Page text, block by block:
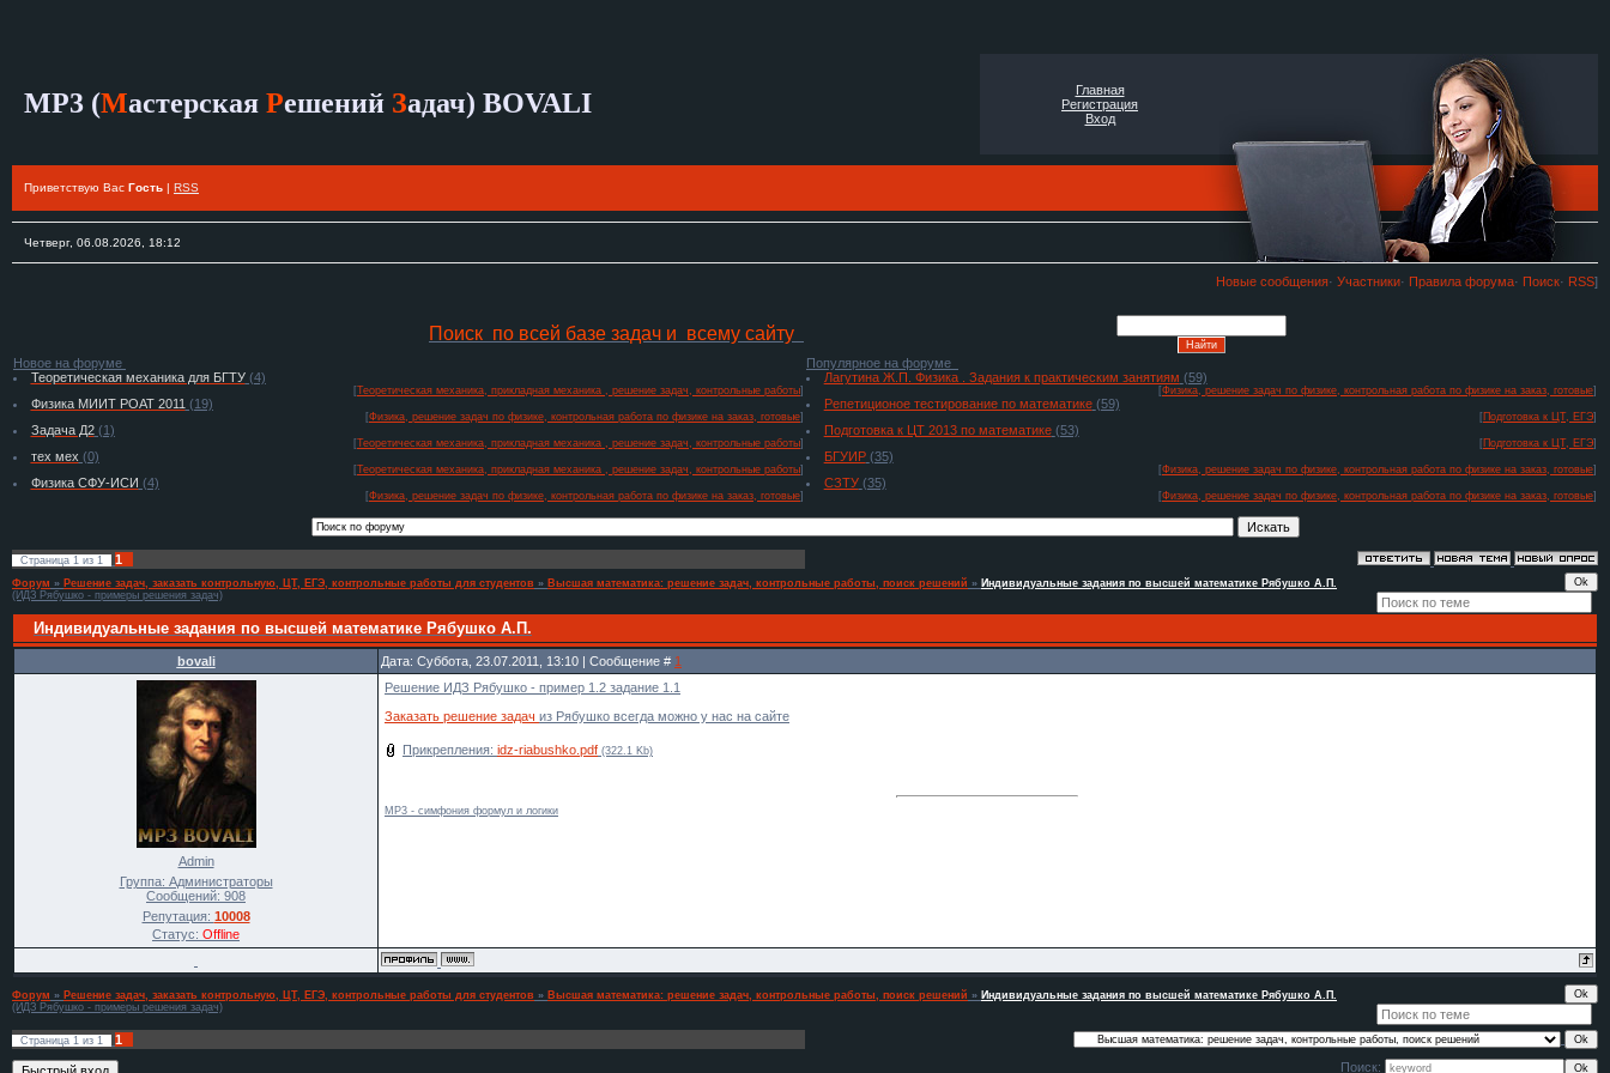
MP3 (Мастерская Решений Задач) BOVALI
Главная
Регистрация
Вход
Приветствую Вас Гость | RSS
Четверг, 06.08.2026, 18:12
Новые сообщения· Участники· Правила форума· Поиск· RSS]
Поиск по всей базе задач и всему сайту
Новое на форуме
Теоретическая механика для БГТУ(4)
[Теоретическая механика, прикладная механика , решение задач, контрольные работы]
Физика МИИТ РОАТ 2011 (19)
[Физика, решение задач по физике, контрольная работа по физике на заказ, готовые]
Задача Д2(1)
[Теоретическая механика, прикладная механика , решение задач, контрольные работы]
тех мех (0)
[Теоретическая механика, прикладная механика , решение задач, контрольные работы]
Физика СФУ-ИСИ (4)
[Физика, решение задач по физике, контрольная работа по физике на заказ, готовые]
Популярное на форуме
Лагутина Ж.П. Физика . Задания к практическим занятиям (59)
[Физика, решение задач по физике, контрольная работа по физике на заказ, готовые]
Репетиционое тестирование по математике (59)
[ Подготовка к ЦТ, ЕГЭ]
Подготовка к ЦТ 2013 по математике (53)
[ Подготовка к ЦТ, ЕГЭ]
БГУИР (35)
[Физика, решение задач по физике, контрольная работа по физике на заказ, готовые]
СЗТУ (35)
[Физика, решение задач по физике, контрольная работа по физике на заказ, готовые]
Страница 1 из 1 1
Форум » Решение задач, заказать контрольную, ЦТ, ЕГЭ, контрольные работы для студентов » Высшая математика: решение задач, контрольные работы, поиск решений » Индивидуальные задания по высшей математике Рябушко А.П.
(ИДЗ Рябушко - примеры решения задач)
Индивидуальные задания по высшей математике Рябушко А.П.
bovali Дата: Суббота, 23.07.2011, 13:10 | Сообщение # 1
Admin
Группа: Администраторы
Сообщений: 908
Репутация: 10008
Статус: Offline
Решение ИДЗ Рябушко - пример 1.2 задание 1.1
Заказать решение задач из Рябушко всегда можно у нас на сайте
Прикрепления: idz-riabushko.pdf (322.1 Kb)
MP3 - симфония формул и логики
Форум » Решение задач, заказать контрольную, ЦТ, ЕГЭ, контрольные работы для студентов » Высшая математика: решение задач, контрольные работы, поиск решений » Индивидуальные задания по высшей математике Рябушко А.П.
(ИДЗ Рябушко - примеры решения задач)
Страница 1 из 1
1
Поиск: